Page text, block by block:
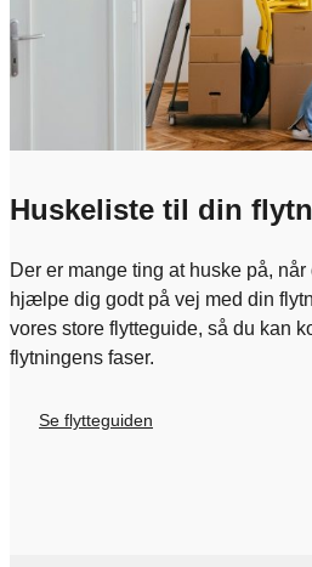
Huskeliste til din
Der er mange ting at huske på,
hjælpe dig godt på vej med din
vores store flytteguide, så du kan
flytningens faser.
Se flytteguiden